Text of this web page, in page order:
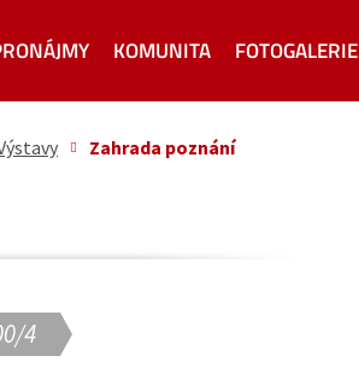
KOMUNITA FOTOGALERIE
Zahrada poznání
4